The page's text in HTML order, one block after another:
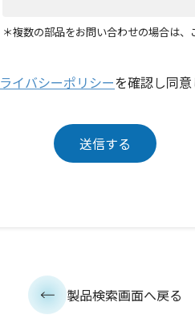
＊複数の部品をお問い合わせの場合は、
イバシーポリシーを確認し同意
製品検索画面へ戻る